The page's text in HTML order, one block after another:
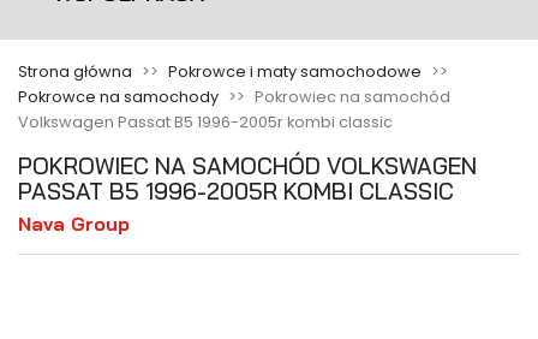
Strona główna
Pokrowce i maty samochodowe
Pokrowce na samochody
Pokrowiec na samochód
Volkswagen Passat B5 1996-2005r kombi classic
POKROWIEC NA SAMOCHÓD VOLKSWAGEN
PASSAT B5 1996-2005R KOMBI CLASSIC
Nava Group